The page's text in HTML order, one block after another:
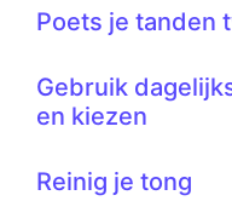
Poets je tanden
Gebruik
en kiezen
Reinig je tong